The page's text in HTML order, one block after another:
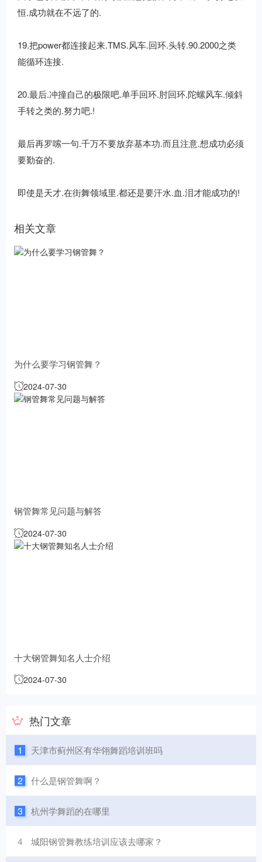
恒.成功就在不远了的.
19.把power都连接起来.TMS.风车.回环.头转.90.2000之类
能循环连接.
20.最后.冲撞自己的极限吧.单手回环.肘回环.陀螺风车.倾斜
手转之类的.努力吧.!
最后再罗嗦一句.千万不要放弃基本功.而且注意.想成功必须
要勤奋的.
即使是天才.在街舞领域里.都还是要汗水.血.泪才能成功的!
相关文章
为什么要学习钢管舞？
2024-07-30
钢管舞常见问题与解答
2024-07-30
十大钢管舞知名人士介绍
2024-07-30
热门文章
1 天津市蓟州区有华翎舞蹈培训班吗
2 什么是钢管舞啊？
3 杭州学舞蹈的在哪里
4 城阳钢管舞教练培训应该去哪家？